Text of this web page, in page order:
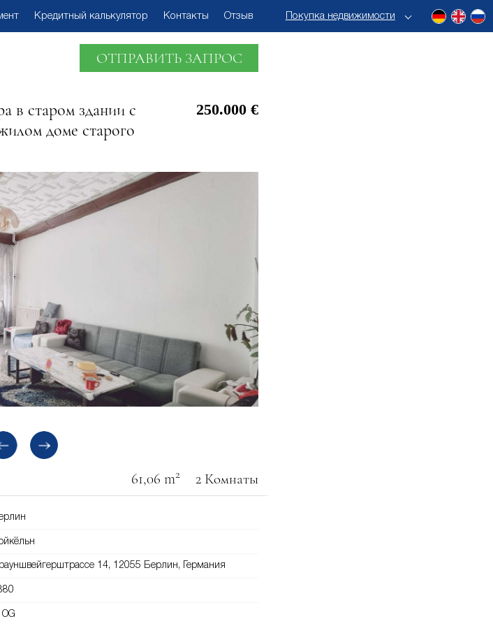
Кредитный калькулятор Контакты Отзыв Покупка недвижимости
ОТПРАВИТЬ ЗАПРОС
в старом здании с
доме старого
250.000 €
61,06 m2 2 Комнаты
14, 12055 Берлин, Германия
OG